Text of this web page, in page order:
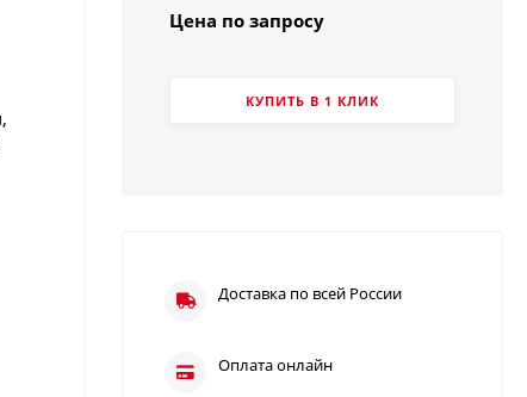
Цена по запросу
КУПИТЬ В 1 КЛИК
Доставка по всей России
Оплата онлайн